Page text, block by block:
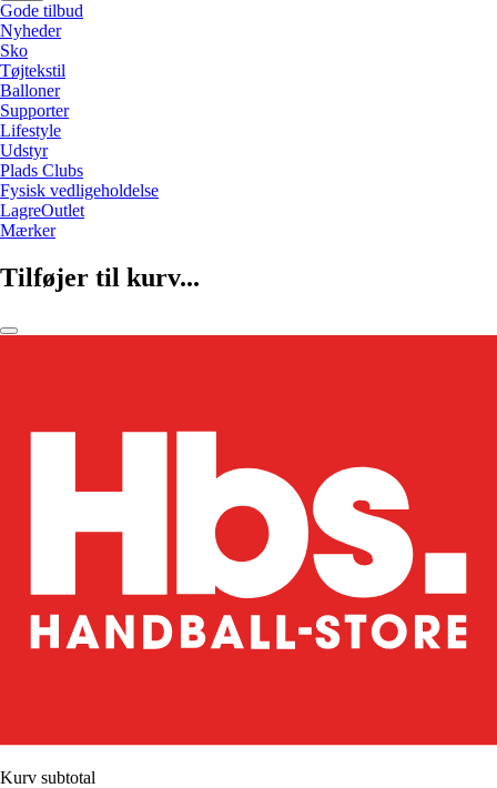
Gode tilbud
Nyheder
Sko
Tøjtekstil
Balloner
Supporter
Lifestyle
Udstyr
Plads Clubs
Fysisk vedligeholdelse
LagreOutlet
Mærker
Tilføjer til kurv...
Kurv subtotal